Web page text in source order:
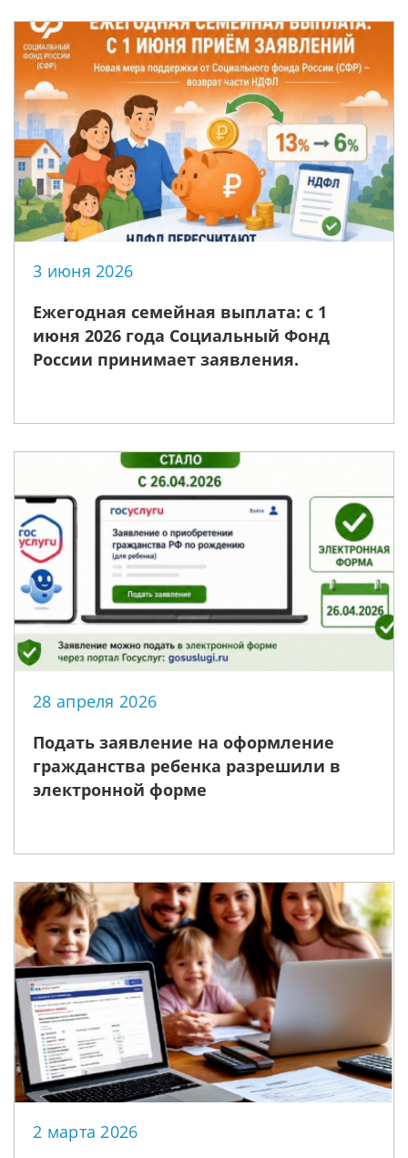
3 июня 2026
Ежегодная семейная выплата: с 1
июня 2026 года Социальный Фонд
России принимает заявления.
28 апреля 2026
Подать заявление на оформление
гражданства ребенка разрешили в
электронной форме
2 марта 2026